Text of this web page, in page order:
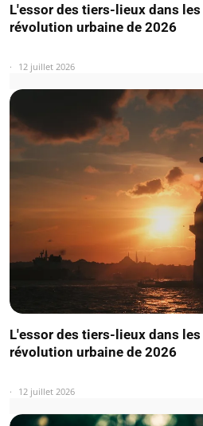
L'essor des tiers-lieux dans
révolution urbaine de 2026
12 juillet 2026
L'essor des tiers-lieux dans
révolution urbaine de 2026
12 juillet 2026